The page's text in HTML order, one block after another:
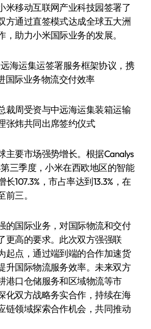
米移动互联网产业科技园签署了
方通过直签模式达成全球五大洲
，助力小米国际业务的发展。
裁周受资与中远海运集装箱运输
张炜共同出席签约仪式
主要市场强势增长。根据Canalys
三季度，小米在西欧地区的智能
107.3%，市占率达到13.3%，在
三。
的国际业务，对国际物流和交付
更高的要求。此次双方强强联
起点，通过端到端的合作加速货
升国际物流服务效率。未来双方
港口仓储服务和区域物流等市
化双方战略务实合作，持续在海
链领域探索合作机会，共同推动